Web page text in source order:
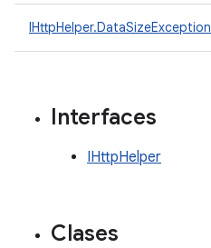
IHttpHelper.DataSizeException
Interfaces
IHttpHelper
Clases